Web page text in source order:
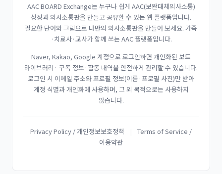
AAC BOARD Exchange는 누구나 쉽게 AAC(보완대체의사소통)
상징과 의사소통판을 만들고 공유할 수 있는 웹 플랫폼입니다.
필요한 단어와 그림으로 나만의 의사소통판을 만들어 보세요. 가족
·치료사·교사가 함께 쓰는 AAC 플랫폼입니다.
Naver, Kakao, Google 계정으로 로그인하면 개인화된 보드
라이브러리· 구독 정보·활동 내역을 안전하게 관리할 수 있습니다.
로그인 시 이메일 주소와 프로필 정보(이름·프로필 사진)만 받아
계정 식별과 개인화에 사용하며, 그 외 목적으로는 사용하지
않습니다.
Privacy Policy / 개인정보보호정책 |
Terms of Service /
이용약관